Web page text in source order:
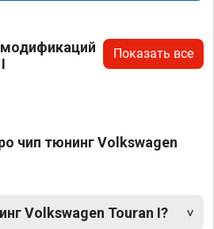
модификаций
Показать все
чип тюнинг Volkswagen
Volkswagen Touran I?